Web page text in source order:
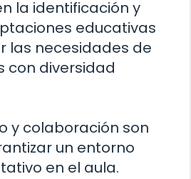
la identificación y
educativas
las necesidades de
con diversidad
y colaboración son
un entorno
en el aula.